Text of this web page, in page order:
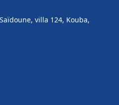
villa 124, Kouba,